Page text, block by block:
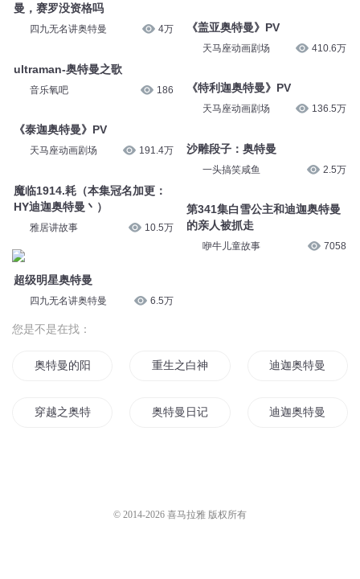
曼，赛罗没资格吗
四九无名讲奥特曼 4万
ultraman-奥特曼之歌
音乐氧吧 186
《泰迦奥特曼》PV
天马座动画剧场 191.4万
魔临1914.耗（本集冠名加更：
HY迪迦奥特曼丶）
雅居讲故事 10.5万
超级明星奥特曼
四九无名讲奥特曼 6.5万
《盖亚奥特曼》PV
天马座动画剧场 410.6万
《特利迦奥特曼》PV
天马座动画剧场 136.5万
沙雕段子：奥特曼
一头搞笑咸鱼 2.5万
第341集白雪公主和迪迦奥特曼
的亲人被抓走
咿牛儿童故事 7058
您是不是在找：
奥特曼的阳光新生活 重生之白神穿越到奥特曼的世界迪迦奥特曼之迪
穿越之奥特曼系统 奥特曼日记 迪迦奥特曼光之
© 2014-2026 喜马拉雅 版权所有